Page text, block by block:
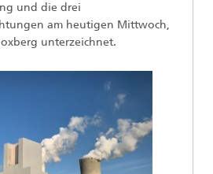
und die drei
am heutigen Mittwoch,
unterzeichnet.